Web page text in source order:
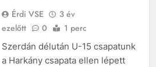
Érdi VSE
3 év
ezelőtt
0 1 perc
Szerdán délután U-15 csapatunk
a Harkány csapata ellen lépett